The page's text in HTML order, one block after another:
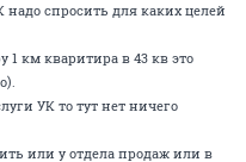
спросить для каких целей
1 км кваритира в 43 кв это
УК то тут нет ничего
или у отдела продаж или в